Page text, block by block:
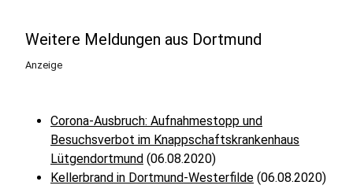
Weitere Meldungen aus Dortmund
Anzeige
Corona-Ausbruch: Aufnahmestopp und
Besuchsverbot im Knappschaftskrankenhaus
Lütgendortmund (06.08.2020)
Kellerbrand in Dortmund-Westerfilde (06.08.2020)